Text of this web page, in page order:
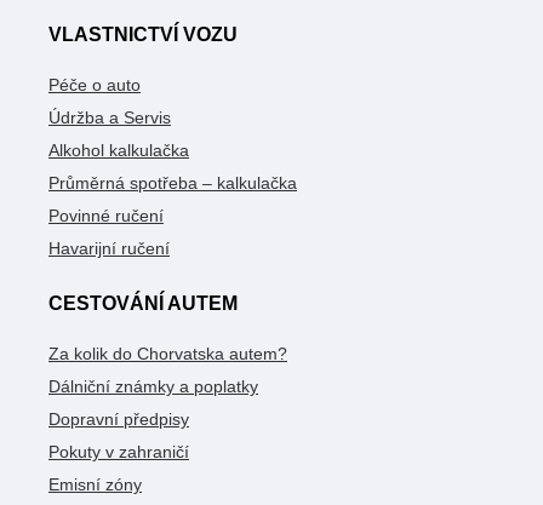
VLASTNICTVÍ VOZU
Péče o auto
Údržba a Servis
Alkohol kalkulačka
Průměrná spotřeba – kalkulačka
Povinné ručení
Havarijní ručení
CESTOVÁNÍ AUTEM
Za kolik do Chorvatska autem?
Dálniční známky a poplatky
Dopravní předpisy
Pokuty v zahraničí
Emisní zóny